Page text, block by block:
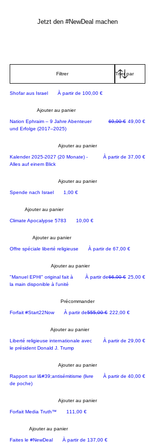
Jetzt den #NewDeal machen
Filtrer
Shofar aus Israel À partir de 100,00 €
Prix promotionnel
Ajouter au panier
Nation Ephraim – 9 Jahre Abenteuer
und Erfolge (2017–2025)
Prix original
69,00 € Prix
49,00 €
Ajouter au panier
JETZT NEU!
Kalender 2025-2027 (20 Monate) -
Alles auf einem Blick
À partir de 37,00 €
Prix promotionnel
Ajouter au panier
Rette Israel
Spende nach Israel Prix
1,00 €
Ajouter au panier
Climate Apocalypse 5783 Prix
10,00 €
Ajouter au panier
NOUVEAU
Offre spéciale liberté religieuse À partir de 67,00 €
Prix promotionnel
Ajouter au panier
NOUVEAU
"Manuel EPHI" original fait à
la main disponible à l'unité
À partir de
Prix original66,00 € 25,00 €
Prix promotionnel
Précommander
SPÉCIAL #NewDeal limité
Forfait #Start22Now À partir de
Prix original555,00 € 222,00 €
Prix promotionnel
Ajouter au panier
LOI
Liberté religieuse internationale avec
le président Donald J. Trump
À partir de 29,00 €
Prix promotionnel
Ajouter au panier
BEST-SELLER
Rapport sur l&#39;antisémitisme (livre
de poche)
À partir de 40,00 €
Prix promotionnel
Ajouter au panier
uniquement sur Zion5777
Forfait Media Truth™ Prix
111,00 €
Ajouter au panier
Registration als ERBE
Faites le #NewDeal À partir de 137,00 €
Prix promotionnel